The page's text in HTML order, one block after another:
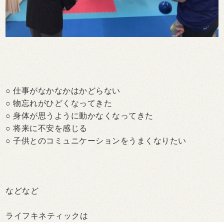
○ 仕事がなかなかはかどらない
○ 物忘れがひどくなってきた
○ 身体が思うように動かなくなってきた
○ 将来に不安を感じる
○ 子供とのコミュニケーションをうまくなりたい
などなど
ライフキネティックは